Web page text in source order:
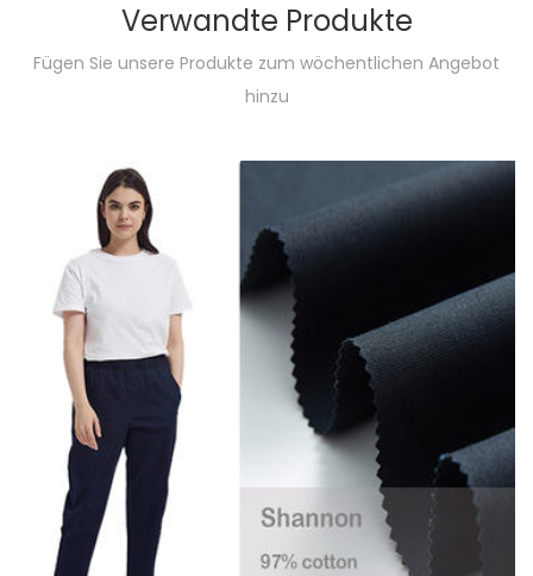
Verwandte Produkte
Fügen Sie unsere Produkte zum wöchentlichen Angebot
hinzu